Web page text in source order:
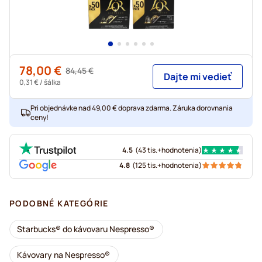
Regular Price
84,45 €
As low as
78,00 €
0,31 €/ šálka Dajte mi vedieť
Pri objednávke nad 49,00 € doprava zdarma. Záruka dorovnania
ceny!
4.5 (43 tis.+hodnotenia)
4.8 (125 tis.+hodnotenia)
PODOBNÉ KATEGÓRIE
Starbucks® do kávovaru Nespresso®
Kávovary na Nespresso®